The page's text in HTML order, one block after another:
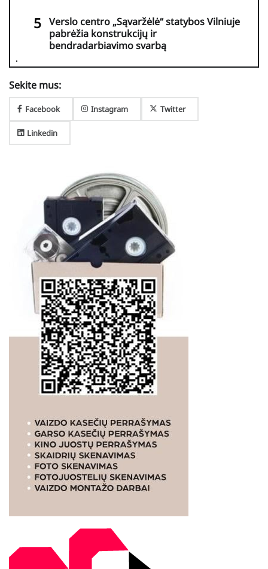
Verslo centro „Sąvaržėlė“ statybos Vilniuje
pabrėžia konstrukcijų ir
bendradarbiavimo svarbą
Sekite mus:
Facebook Instagram Twitter
Linkedin